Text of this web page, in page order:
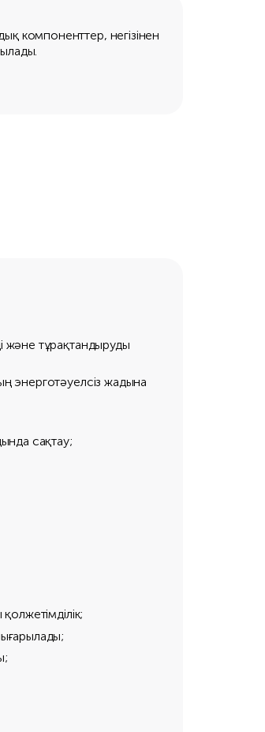
компоненттер, негізінен
және тұрақтандыруды
энерготәуелсіз жадына
сақтау;